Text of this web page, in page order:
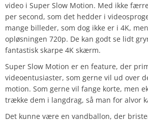
video i Super Slow Motion. Med ikke
per second, som det hedder i
mange billeder, som dog ikke er i 4K,
opløsningen 720p. De kan godt se lidt
fantastisk skarpe 4K skærm.
Super Slow Motion er en feature, der
videoentusiaster, som gerne vil ud over
motion. Som gerne vil fange korte, men
trække dem i langdrag, så man for alvor
Det kunne være en vandballon, der